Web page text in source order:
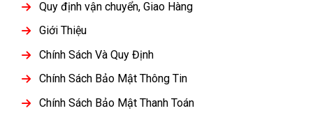
Quy định vận chuyển, Giao Hàng
Giới Thiệu
Chính Sách Và Quy Định
Chính Sách Bảo Mật Thông Tin
Chính Sách Bảo Mật Thanh Toán